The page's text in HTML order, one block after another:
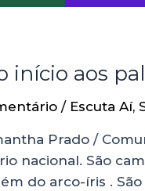
início aos
/ Escuta Aí,
Prado /
nacional. São
do arco-íris .